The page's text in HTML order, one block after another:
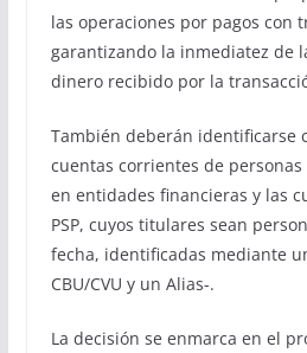
las operaciones por pagos con
garantizando la inmediatez de
dinero recibido por la
También deberán identificarse
cuentas corrientes de
en entidades financieras y las
PSP, cuyos titulares sean
fecha, identificadas mediante
CBU/CVU y un Alias-.
La decisión se enmarca en el